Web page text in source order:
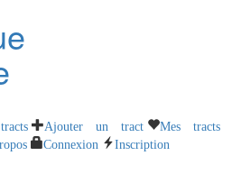
Ajouter un tract
Mes tracts
Connexion
Inscription